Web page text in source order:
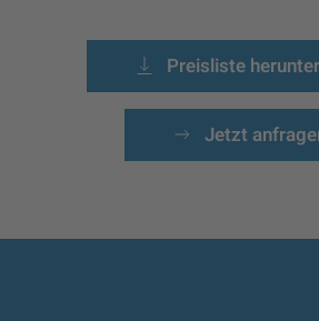
Preisliste
Jetzt